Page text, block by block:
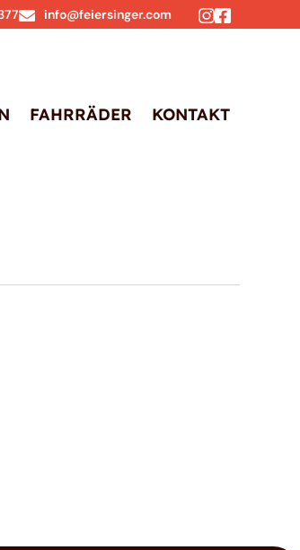
info@feiersinger.com
FAHRRÄDER KONTAKT